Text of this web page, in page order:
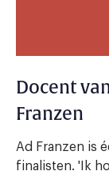
Docent
Franzen
Ad Franzen is
finalisten. 'Ik